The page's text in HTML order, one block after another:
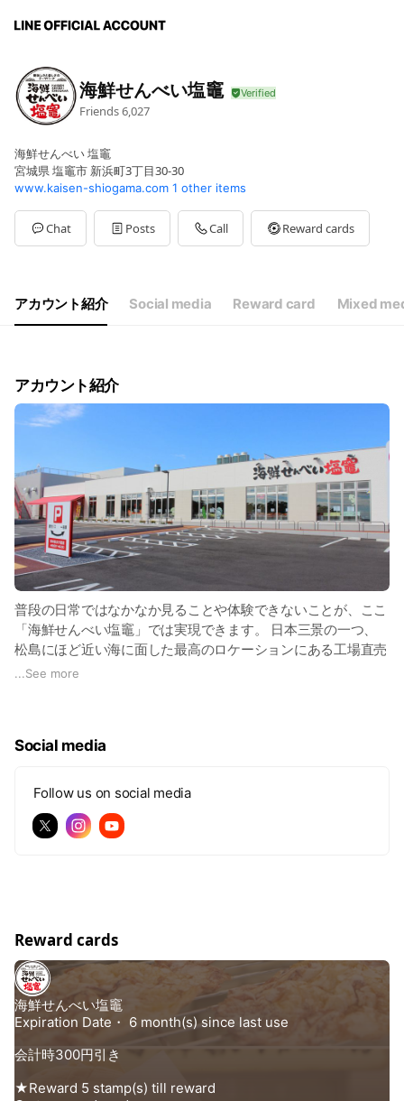
海鮮せんべい塩竈
Friends6,027
海鮮せんべい 塩竈
宮城県 塩竈市 新浜町3丁目30-30
www.kaisen-shiogama.com 1 other items
Chat Posts Call Reward cards
アカウント紹介 Social media Reward card Mixed
アカウント紹介
普段の日常ではなかなか見ることや体験できないことが、ここ
「海鮮せんべい塩竈」では実現できます。 日本三景の一つ、
松島にほど近い海に面した最高のロケーションにある工場直売
店「海鮮せんべい塩竈」は約50種類の海鮮せんべい専門店で
な「海鮮塩竈焼き」は一食の価値あり！ 休憩コーナーではお
は「手焼き体験」もオススメ！自分だけのおせんべいが作れま
色が望める展望台など旅の思い出づくりができる美味しさと楽
...See more
Social media
Follow us on social media
Reward cards